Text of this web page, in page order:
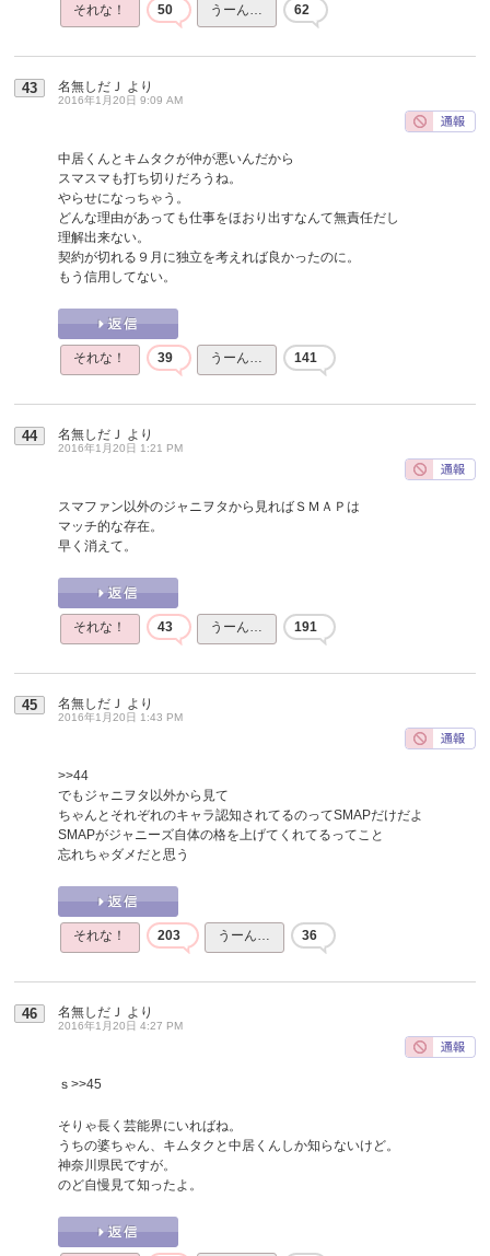
それな！ 50 うーん… 62
43 名無しだＪ より
2016年1月20日 9:09 AM
中居くんとキムタクが仲が悪いんだから
スマスマも打ち切りだろうね。
やらせになっちゃう。
どんな理由があっても仕事をほおり出すなんて無責任だし
理解出来ない。
契約が切れる９月に独立を考えれば良かったのに。
もう信用してない。
それな！ 39 うーん… 141
44 名無しだＪ より
2016年1月20日 1:21 PM
スマファン以外のジャニヲタから見ればＳＭＡＰは
マッチ的な存在。
早く消えて。
それな！ 43 うーん… 191
45 名無しだＪ より
2016年1月20日 1:43 PM
>>44
でもジャニヲタ以外から見て
ちゃんとそれぞれのキャラ認知されてるのってSMAPだけだよ
SMAPがジャニーズ自体の格を上げてくれてるってこと
忘れちゃダメだと思う
それな！ 203 うーん… 36
46 名無しだＪ より
2016年1月20日 4:27 PM
ｓ >>45
そりゃ長く芸能界にいればね。
うちの婆ちゃん、キムタクと中居くんしか知らないけど。
神奈川県民ですが。
のど自慢見て知ったよ。